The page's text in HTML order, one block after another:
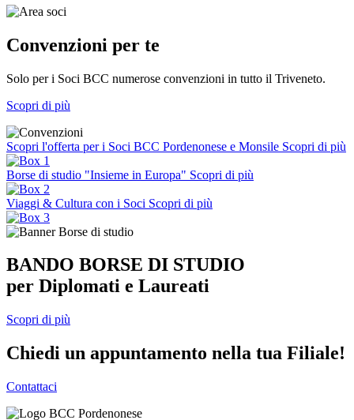
Convenzioni per te
Solo per i Soci BCC numerose convenzioni in tutto il Triveneto.
Scopri di più
Scopri l'offerta per i Soci BCC Pordenonese e Monsile Scopri di più
Borse di studio "Insieme in Europa" Scopri di più
Viaggi & Cultura con i Soci Scopri di più
BANDO BORSE DI STUDIO
per Diplomati e Laureati
Scopri di più
Chiedi un appuntamento nella tua Filiale!
Contattaci